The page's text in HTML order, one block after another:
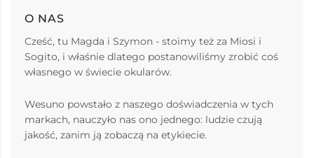
O NAS
Cześć, tu Magda i Szymon - stoimy też za Miosi i
Sogito, i właśnie dlatego postanowiliśmy zrobić coś
własnego w świecie okularów.
Wesuno powstało z naszego doświadczenia w tych
markach, nauczyło nas ono jednego: ludzie czują
jakość, zanim ją zobaczą na etykiecie.